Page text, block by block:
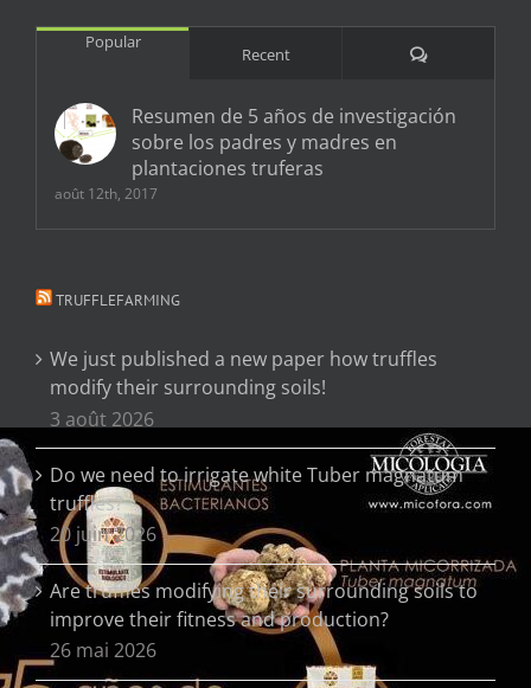
Popular
Recent Comments
Resumen de 5 años de investigación
sobre los padres y madres en
plantaciones truferas
août 12th, 2017
TRUFFLEFARMING
We just published a new paper how truffles
modify their surrounding soils!
3 août 2026
Do we need to irrigate white Tuber magnatum
truffles?
20 juin 2026
Are truffles modifying their surrounding soils to
improve their fitness and production?
26 mai 2026